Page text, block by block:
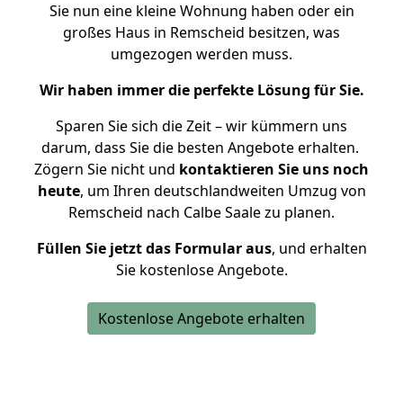
Sie nun eine kleine Wohnung haben oder ein
großes Haus in Remscheid besitzen, was
umgezogen werden muss.
Wir haben immer die perfekte Lösung für Sie.
Sparen Sie sich die Zeit – wir kümmern uns
darum, dass Sie die besten Angebote erhalten.
Zögern Sie nicht und kontaktieren Sie uns noch
heute, um Ihren deutschlandweiten Umzug von
Remscheid nach Calbe Saale zu planen.
Füllen Sie jetzt das Formular aus, und erhalten
Sie kostenlose Angebote.
Kostenlose Angebote erhalten